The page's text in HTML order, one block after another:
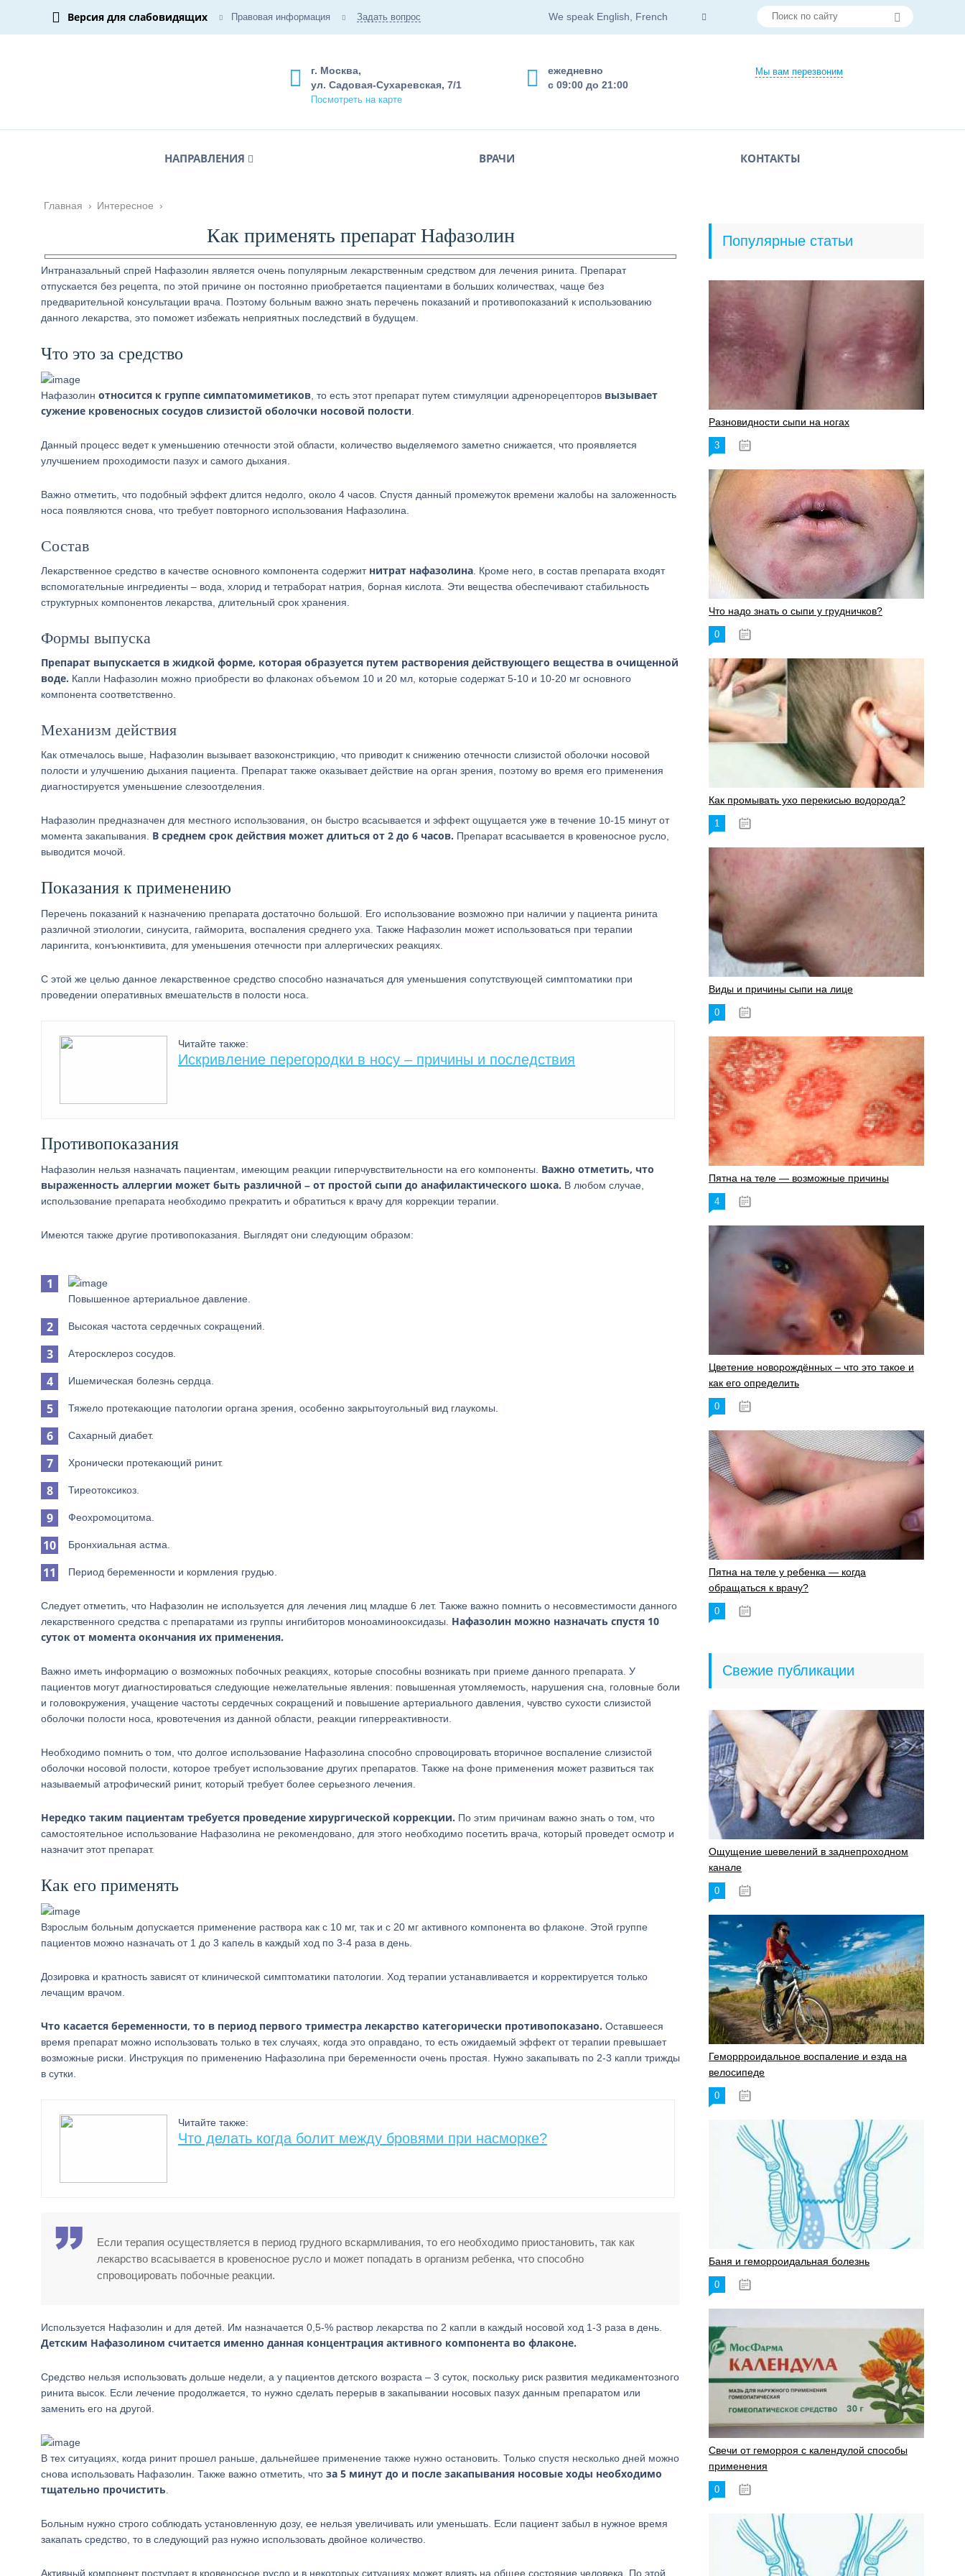
Версия для слабовидящих Правовая информация Задать вопрос We speak English, French
Мы вам перезвоним
ежедневно
с 09:00 до 21:00
г. Москва,
ул. Садовая-Сухаревская, 7/1
Посмотреть на карте
НАПРАВЛЕНИЯ ВРАЧИ КОНТАКТЫ
Главная › Интересное ›
Как применять препарат Нафазолин
Интраназальный спрей Нафазолин является очень популярным лекарственным средством для лечения ринита. Препарат
отпускается без рецепта, по этой причине он постоянно приобретается пациентами в больших количествах, чаще без
предварительной консультации врача. Поэтому больным важно знать перечень показаний и противопоказаний к использованию
данного лекарства, это поможет избежать неприятных последствий в будущем.
Что это за средство
Нафазолин относится к группе симпатомиметиков , то есть этот препарат путем стимуляции адренорецепторов вызывает
сужение кровеносных сосудов слизистой оболочки носовой полости
Данный процесс ведет к уменьшению отечности этой области, количество выделяемого заметно снижается, что проявляется
улучшением проходимости пазух и самого дыхания.
Важно отметить, что подобный эффект длится недолго, около 4 часов. Спустя данный промежуток времени жалобы на заложенность
носа появляются снова, что требует повторного использования Нафазолина.
Состав
Лекарственное средство в качестве основного компонента содержит нитрат нафазолина . Кроме него, в состав препарата входят
вспомогательные ингредиенты – вода, хлорид и тетраборат натрия, борная кислота. Эти вещества обеспечивают стабильность
структурных компонентов лекарства, длительный срок хранения.
Формы выпуска
Препарат выпускается в жидкой форме, которая образуется путем растворения действующего вещества в очищенной
воде. Капли Нафазолин можно приобрести во флаконах объемом 10 и 20 мл, которые содержат 5-10 и 10-20 мг основного
компонента соответственно.
Механизм действия
Как отмечалось выше, Нафазолин вызывает вазоконстрикцию, что приводит к снижению отечности слизистой оболочки носовой
полости и улучшению дыхания пациента. Препарат также оказывает действие на орган зрения, поэтому во время его применения
диагностируется уменьшение слезоотделения.
Нафазолин предназначен для местного использования, он быстро всасывается и эффект ощущается уже в течение 10-15 минут от
момента закапывания. В среднем срок действия может длиться от 2 до 6 часов. Препарат всасывается в кровеносное русло,
выводится мочой.
Показания к применению
Перечень показаний к назначению препарата достаточно большой. Его использование возможно при наличии у пациента ринита
различной этиологии, синусита, гайморита, воспаления среднего уха. Также Нафазолин может использоваться при терапии
ларингита, конъюнктивита, для уменьшения отечности при аллергических реакциях.
С этой же целью данное лекарственное средство способно назначаться для уменьшения сопутствующей симптоматики при
проведении оперативных вмешательств в полости носа.
Читайте также:
Искривление перегородки в носу – причины и последствия
Противопоказания
Нафазолин нельзя назначать пациентам, имеющим реакции гиперчувствительности на его компоненты. Важно отметить, что
выраженность аллергии может быть различной – от простой сыпи до анафилактического шока. В любом случае,
использование препарата необходимо прекратить и обратиться к врачу для коррекции терапии.
Имеются также другие противопоказания. Выглядят они следующим образом:
Повышенное артериальное давление.
Высокая частота сердечных сокращений.
Атеросклероз сосудов.
Ишемическая болезнь сердца.
Тяжело протекающие патологии органа зрения, особенно закрытоугольный вид глаукомы.
Сахарный диабет.
Хронически протекающий ринит.
Тиреотоксикоз.
Феохромоцитома.
Бронхиальная астма.
Период беременности и кормления грудью.
Следует отметить, что Нафазолин не используется для лечения лиц младше 6 лет. Также важно помнить о несовместимости данного
лекарственного средства с препаратами из группы ингибиторов моноаминооксидазы. Нафазолин можно назначать спустя 10
суток от момента окончания их применения.
Важно иметь информацию о возможных побочных реакциях, которые способны возникать при приеме данного препарата. У
пациентов могут диагностироваться следующие нежелательные явления: повышенная утомляемость, нарушения сна, головные боли
и головокружения, учащение частоты сердечных сокращений и повышение артериального давления, чувство сухости слизистой
оболочки полости носа, кровотечения из данной области, реакции гиперреактивности.
Необходимо помнить о том, что долгое использование Нафазолина способно спровоцировать вторичное воспаление слизистой
оболочки носовой полости, которое требует использование других препаратов. Также на фоне применения может развиться так
называемый атрофический ринит, который требует более серьезного лечения.
Нередко таким пациентам требуется проведение хирургической коррекции. По этим причинам важно знать о том, что
самостоятельное использование Нафазолина не рекомендовано, для этого необходимо посетить врача, который проведет осмотр и
назначит этот препарат.
Как его применять
Взрослым больным допускается применение раствора как с 10 мг, так и с 20 мг активного компонента во флаконе. Этой группе
пациентов можно назначать от 1 до 3 капель в каждый ход по 3-4 раза в день.
Дозировка и кратность зависят от клинической симптоматики патологии. Ход терапии устанавливается и корректируется только
лечащим врачом.
Что касается беременности, то в период первого триместра лекарство категорически противопоказано. Оставшееся
время препарат можно использовать только в тех случаях, когда это оправдано, то есть ожидаемый эффект от терапии превышает
возможные риски. Инструкция по применению Нафазолина при беременности очень простая. Нужно закапывать по 2-3 капли трижды
в сутки.
Читайте также:
Что делать когда болит между бровями при насморке?
Если терапия осуществляется в период грудного вскармливания, то его необходимо приостановить, так как
лекарство всасывается в кровеносное русло и может попадать в организм ребенка, что способно
спровоцировать побочные реакции.
Используется Нафазолин и для детей. Им назначается 0,5-% раствор лекарства по 2 капли в каждый носовой ход 1-3 раза в день.
Детским Нафазолином считается именно данная концентрация активного компонента во флаконе.
Средство нельзя использовать дольше недели, а у пациентов детского возраста – 3 суток, поскольку риск развития медикаментозного
ринита высок. Если лечение продолжается, то нужно сделать перерыв в закапывании носовых пазух данным препаратом или
заменить его на другой.
В тех ситуациях, когда ринит прошел раньше, дальнейшее применение также нужно остановить. Только спустя несколько дней можно
снова использовать Нафазолин. Также важно отметить, что за 5 минут до и после закапывания носовые ходы необходимо
тщательно прочистить
Больным нужно строго соблюдать установленную дозу, ее нельзя увеличивать или уменьшать. Если пациент забыл в нужное время
закапать средство, то в следующий раз нужно использовать двойное количество.
Активный компонент поступает в кровеносное русло и в некоторых ситуациях может влиять на общее состояние человека. По этой
Популярные статьи
Разновидности сыпи на ногах
3
Что надо знать о сыпи у грудничков?
0
Как промывать ухо перекисью водорода?
1
Виды и причины сыпи на лице
0
Пятна на теле — возможные причины
4
Цветение новорождённых – что это такое и
как его определить
0
Пятна на теле у ребенка — когда
обращаться к врачу?
0
Свежие публикации
Ощущение шевелений в заднепроходном
канале
0
Геморрроидальное воспаление и езда на
велосипеде
0
Баня и геморроидальная болезнь
0
Свечи от геморроя с календулой способы
применения
0